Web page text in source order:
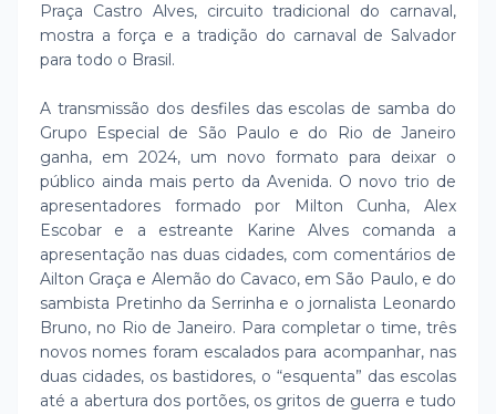
Praça Castro Alves, circuito tradicional do carnaval,
mostra a força e a tradição do carnaval de Salvador
para todo o Brasil.
A transmissão dos desfiles das escolas de samba do
Grupo Especial de São Paulo e do Rio de Janeiro
ganha, em 2024, um novo formato para deixar o
público ainda mais perto da Avenida. O novo trio de
apresentadores formado por Milton Cunha, Alex
Escobar e a estreante Karine Alves comanda a
apresentação nas duas cidades, com comentários de
Ailton Graça e Alemão do Cavaco, em São Paulo, e do
sambista Pretinho da Serrinha e o jornalista Leonardo
Bruno, no Rio de Janeiro. Para completar o time, três
novos nomes foram escalados para acompanhar, nas
duas cidades, os bastidores, o “esquenta” das escolas
até a abertura dos portões, os gritos de guerra e tudo